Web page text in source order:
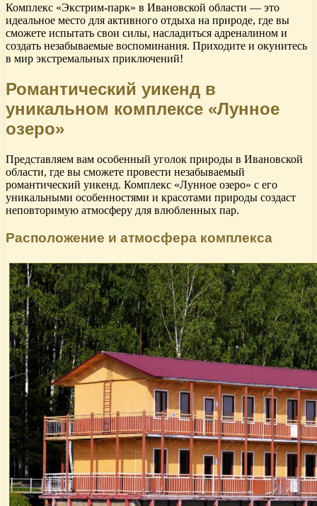
Комплекс «Экстрим-парк» в Ивановской области — это
идеальное место для активного отдыха на природе, где вы
сможете испытать свои силы, насладиться адреналином и
создать незабываемые воспоминания. Приходите и окунитесь
в мир экстремальных приключений!
Романтический уикенд в
уникальном комплексе «Лунное
озеро»
Представляем вам особенный уголок природы в Ивановской
области, где вы сможете провести незабываемый
романтический уикенд. Комплекс «Лунное озеро» с его
уникальными особенностями и красотами природы создаст
неповторимую атмосферу для влюбленных пар.
Расположение и атмосфера комплекса